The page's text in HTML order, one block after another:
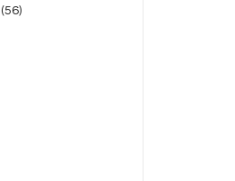
(56)